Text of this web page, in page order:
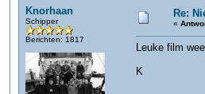
Knorhaan
Schipper
Berichten: 1817
Re:
«
Leuke film
K